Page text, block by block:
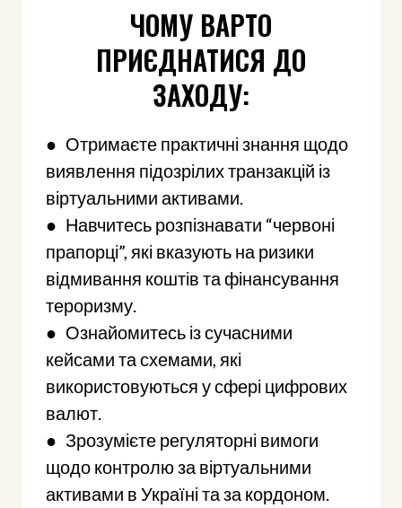
ЧОМУ ВАРТО
ПРИЄДНАТИСЯ ДО
ЗАХОДУ:
● Отримаєте практичні знання щодо
виявлення підозрілих транзакцій із
віртуальними активами.
● Навчитесь розпізнавати “червоні
прапорці”, які вказують на ризики
відмивання коштів та фінансування
тероризму.
● Ознайомитесь із сучасними
кейсами та схемами, які
використовуються у сфері цифрових
валют.
● Зрозумієте регуляторні вимоги
щодо контролю за віртуальними
активами в Україні та за кордоном.